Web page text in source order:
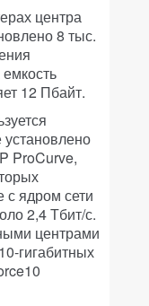
центра
8 тыс.
12 Пбайт.
установлено
ProCurve,
с ядром сети
2,4 Тбит/с.
центрами
гигабитных